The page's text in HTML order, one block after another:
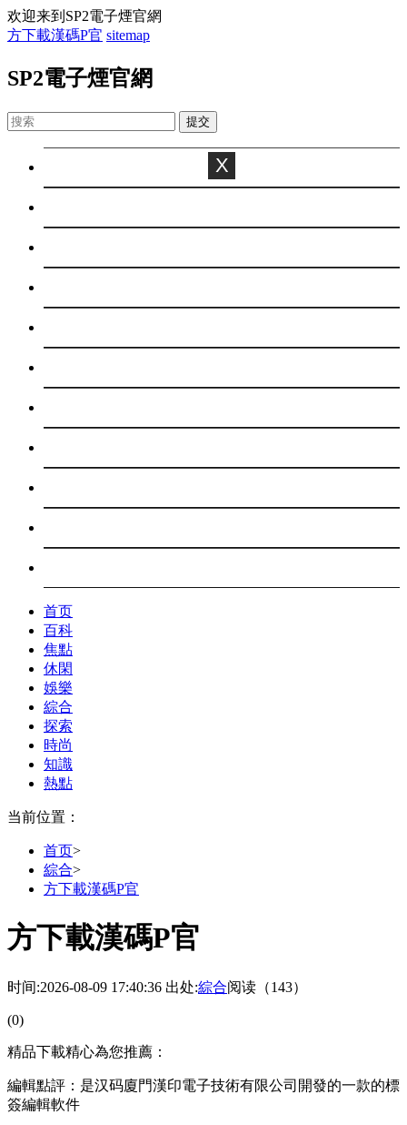
欢迎来到SP2電子煙官網
方下載漢碼P官 sitemap
SP2電子煙官網
X
首页
百科
焦點
休閑
娛樂
綜合
探索
時尚
知識
熱點
当前位置：
首页>
綜合>
方下載漢碼P官
方下載漢碼P官
时间:2026-08-09 17:40:36 出处:綜合阅读（143）
(0)
精品下載精心為您推薦：
編輯點評：是汉码廈門漢印電子技術有限公司開發的一款的標
簽編輯軟件